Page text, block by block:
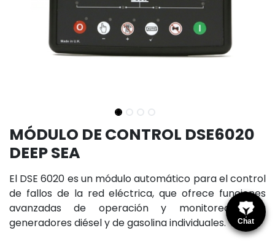
MÓDULO DE CONTROL DSE6020
DEEP SEA
El DSE 6020 es un módulo automático para el control
de fallos de la red eléctrica, que ofrece funciones
avanzadas de operación y monitoreo para
generadores diésel y de gasolina individuales.
Chat